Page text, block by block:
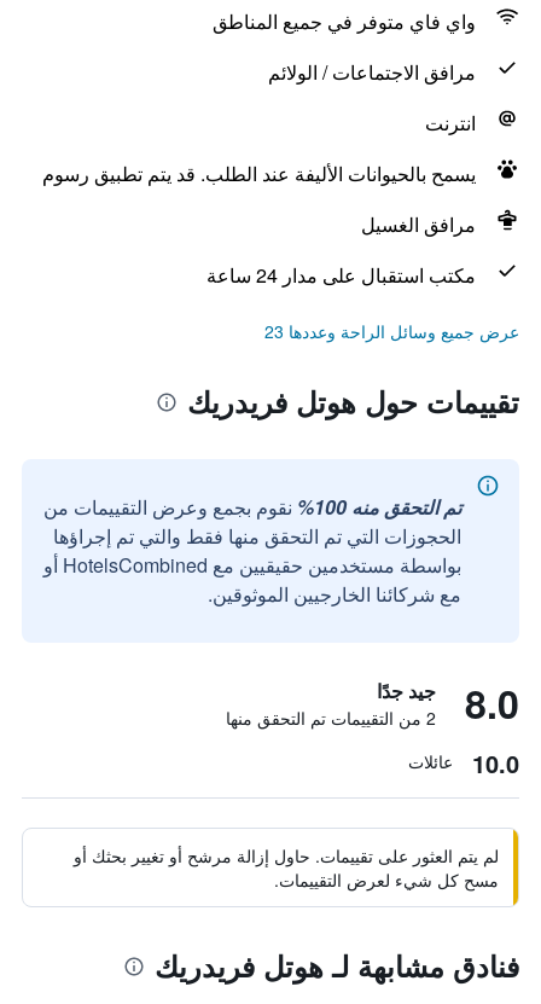
واي فاي متوفر في جميع المناطق
مرافق الاجتماعات / الولائم
انترنت
يسمح بالحيوانات الأليفة عند الطلب. قد يتم تطبيق رسوم
مرافق الغسيل
مكتب استقبال على مدار 24 ساعة
عرض جميع وسائل الراحة وعددها 23
تقييمات حول هوتل فريدريك
تم التحقق منه 100%
نقوم بجمع وعرض التقييمات من
الحجوزات التي تم التحقق منها فقط والتي تم إجراؤها
بواسطة مستخدمين حقيقيين مع HotelsCombined أو
مع شركائنا الخارجيين الموثوقين.
8.0 جيد جدًا
2 من التقييمات تم التحقق منها
10.0 عائلات
لم يتم العثور على تقييمات. حاول إزالة مرشح أو تغيير بحثك أو
مسح كل شيء لعرض التقييمات.
فنادق مشابهة لـ هوتل فريدريك